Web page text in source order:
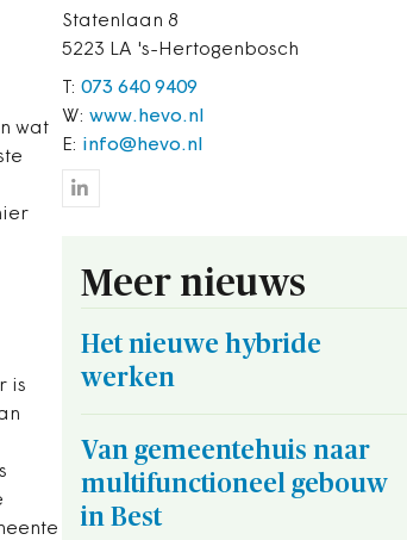
wat
is
Statenlaan 8
5223 LA 's-Hertogenbosch
T: 073 640 9409
W: www.hevo.nl
E: info@hevo.nl
Meer nieuws
Het nieuwe hybride
werken
Van gemeentehuis naar
multifunctioneel gebouw
in Best